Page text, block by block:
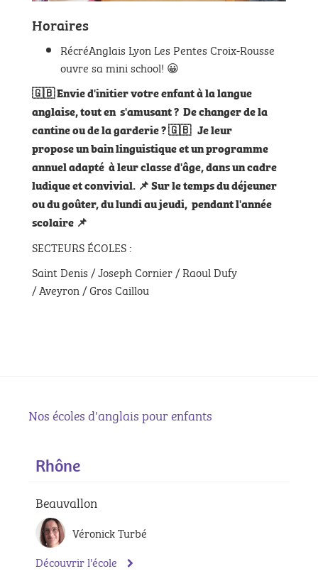
Horaires
RécréAnglais Lyon Les Pentes Croix-Rousse
ouvre sa mini school! 😀
🇬🇧Envie d'initier votre enfant à la langue
anglaise, tout en s'amusant ? De changer de la
cantine ou de la garderie ?🇬🇧 Je leur
propose un bain linguistique et un programme
annuel adapté à leur classe d'âge, dans un cadre
ludique et convivial. 📌 Sur le temps du déjeuner
ou du goûter,du lundi au jeudi, pendant l'année
scolaire 📌
SECTEURS ÉCOLES :
Saint Denis / Joseph Cornier / Raoul Dufy
/ Aveyron / Gros Caillou
Nos écoles d'anglais pour enfants
Rhône
Beauvallon
Véronick Turbé
Découvrir l'école